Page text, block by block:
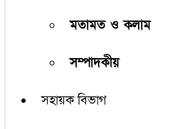
মতামত ও কলাম
সম্পাদকীয়
সহায়ক বিভাগ